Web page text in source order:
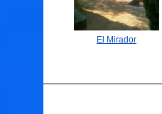
El Mirador